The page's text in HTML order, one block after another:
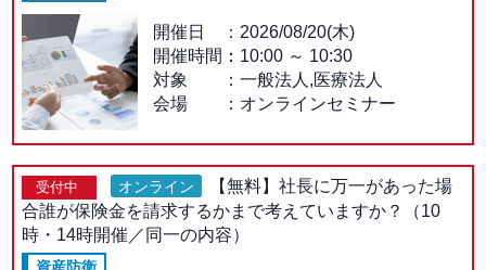
開催日
2026/08/20(木)
開催時間： 10:00～ 10:30
対象
一般法人,医療法人
会場
オンラインセミナー
受付中 オンライン
【無料】社長に万一があった場
合誰が保険金を請求するかまで考えていますか？（10
時・14時開催／同一の内容）